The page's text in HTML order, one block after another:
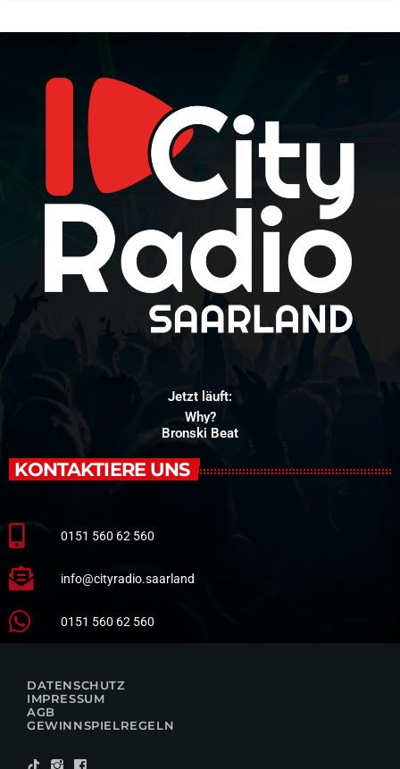
Jetzt läuft:
Why?
Bronski Beat
KONTAKTIERE UNS
0151 560 62 560
info@cityradio.saarland
0151 560 62 560
DATENSCHUTZ
IMPRESSUM
AGB
GEWINNSPIELREGELN